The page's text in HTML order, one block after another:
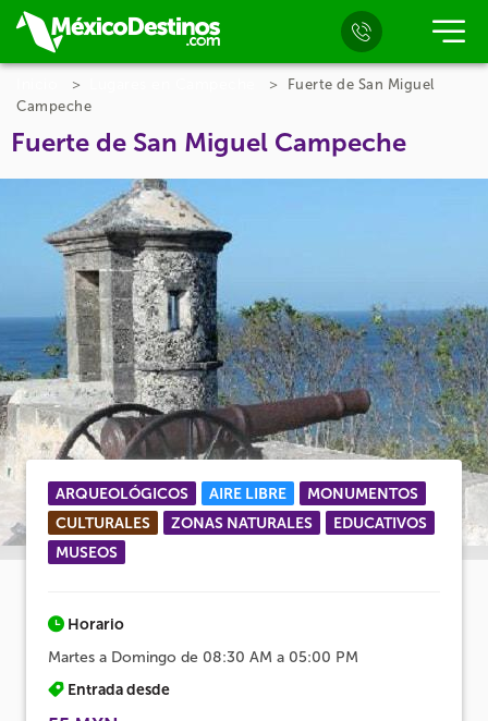
Fuerte de San Miguel
Campeche
Fuerte de San Miguel Campeche
ARQUEOLÓGICOS AIRE LIBRE
MONUMENTOS
CULTURALES
ZONAS NATURALES
EDUCATIVOS
MUSEOS
Horario
Martes a Domingo de 08:30 AM a 05:00 PM
Entrada desde